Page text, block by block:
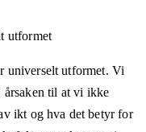
utformet
universelt utformet. Vi
til at vi ikke
ikt og hva det betyr for